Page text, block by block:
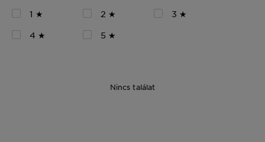
1 ★ 2 ★
3 ★
4 ★
5 ★
Nincs találat